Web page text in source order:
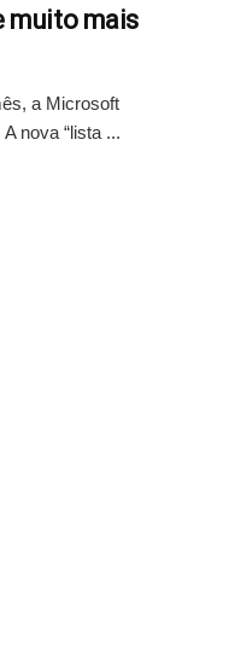
muito mais
a Microsoft
nova “lista ...